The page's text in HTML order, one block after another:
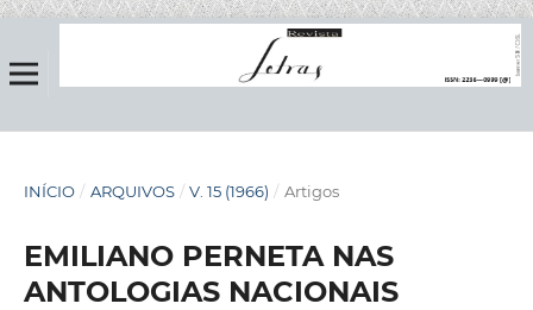
INÍCIO / ARQUIVOS / V. 15 (1966) / Artigos
EMILIANO PERNETA NAS
ANTOLOGIAS NACIONAIS